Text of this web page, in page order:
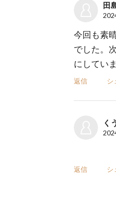
田
今回も素
でした。
にしていま
返信 シ
く
返信 シ